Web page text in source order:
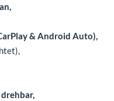
& Android Auto),